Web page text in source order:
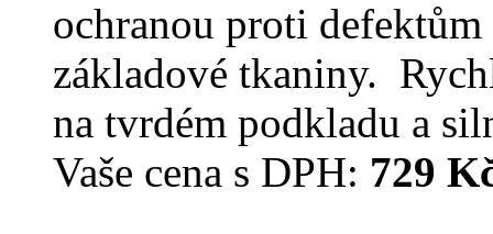
ochranou proti
základové tkaniny.
na tvrdém podkladu a
Vaše cena s DPH: 729